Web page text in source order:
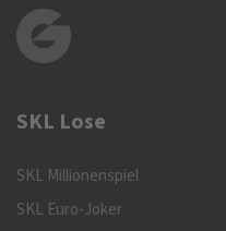
SKL Lose
SKL Millionenspiel
SKL Euro-Joker